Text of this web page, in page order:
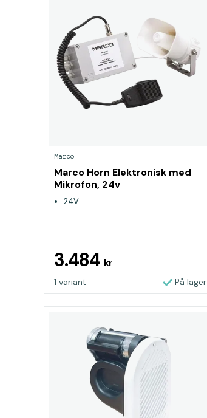
Marco
Marco Horn Elektronisk med
Mikrofon, 24v
24V
3.484 kr
1 variant På lager